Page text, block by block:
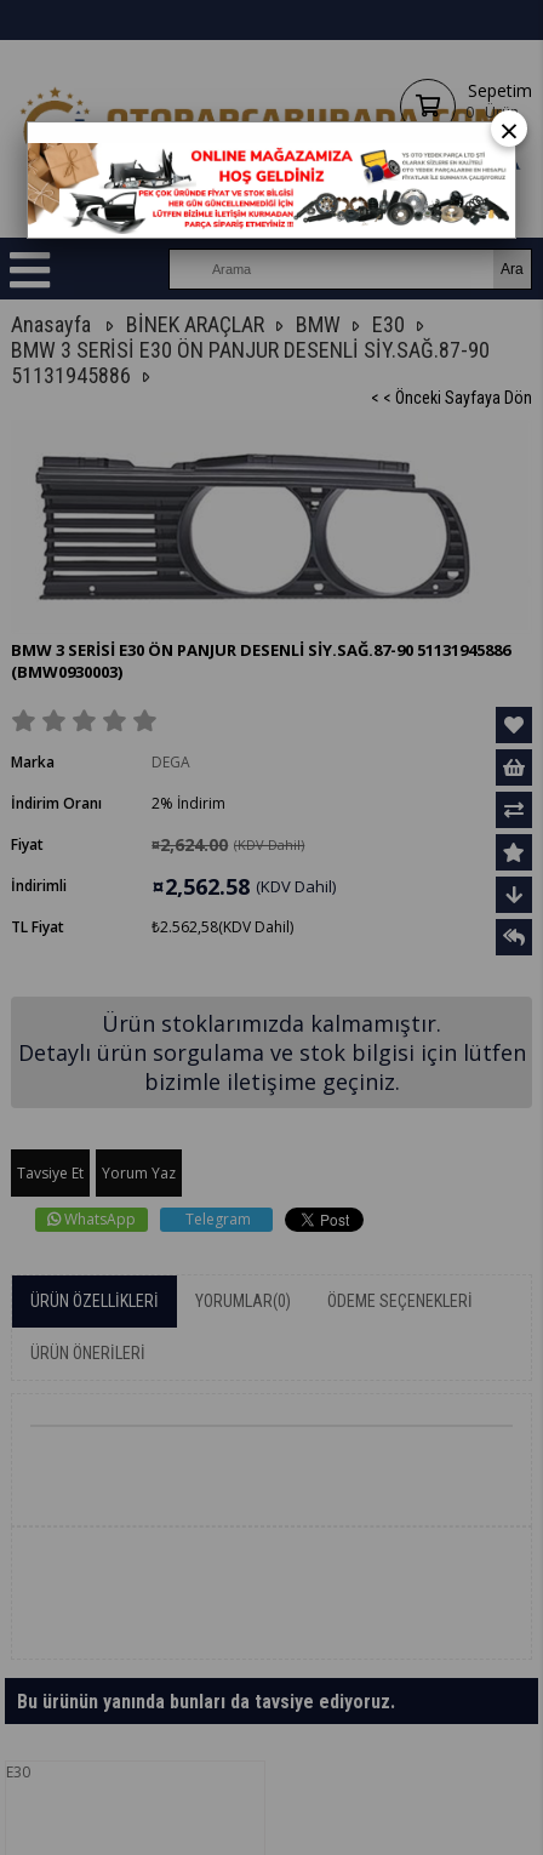
Sepetim
0 Ürün
Anasayfa BİNEK ARAÇLAR BMW
E30
BMW 3 SERİSİ E30 ÖN PANJUR DESENLİ SİY.SAĞ.87-90
51131945886
< < Önceki Sayfaya Dön
BMW 3 SERİSİ E30 ÖN PANJUR DESENLİ SİY.SAĞ.87-90 51131945886
(BMW0930003)
Marka
DEGA
İndirim Oranı
%
2
İndirim
Fiyat
¤2,624.00 (KDV Dahil)
İndirimli ¤2,562.58 (KDV Dahil)
TL Fiyat ₺2.562,58(KDV Dahil)
Ürün stoklarımızda kalmamıştır.
Detaylı ürün sorgulama ve stok bilgisi için lütfen
bizimle iletişime geçiniz.
Tavsiye Et Yorum Yaz
WhatsApp Telegram
ÜRÜN ÖZELLIKLERI YORUMLAR(0) ÖDEME SEÇENEKLERI
ÜRÜN ÖNERILERI
Bu ürünün yanında bunları da tavsiye ediyoruz.
E30
×